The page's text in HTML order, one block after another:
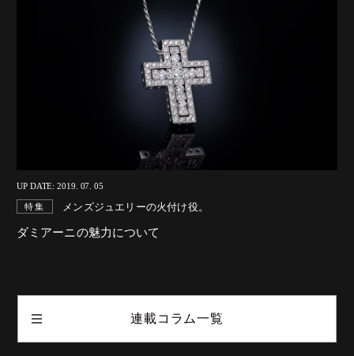
UP DATE: 2019. 07. 05
特集 メンズジュエリーの火付け役。
ダミアーニの魅力について
連載コラム一覧